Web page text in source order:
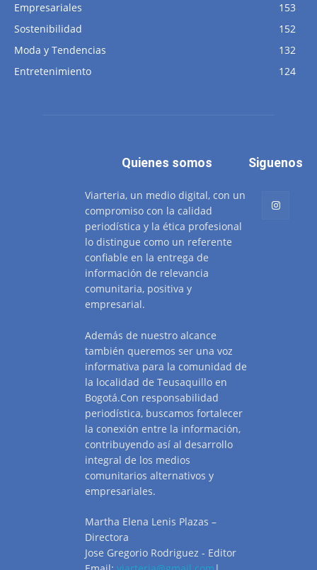
Empresariales
153
Sostenibilidad
152
Moda y Tendencias
132
Entretenimiento
124
Quienes somos
Viarteria, un medio digital, con un
compromiso con la calidad
periodística y la ética profesional
lo distingue como un referente
confiable en la entrega de
información de relevancia
comunitaria, positiva y
empresarial.
Además de nuestro alcance
también queremos ser una voz
informativa para la comunidad de
la localidad de Teusaquillo en
Bogotá.Con responsabilidad
periodística, buscamos fortalecer
la conexión entre la información,
contribuyendo así al desarrollo
integral de los medios
comunitarios alternativos y
empresariales.
Martha Elena Lenis Plazas –
Directora
Jose Gregorio Rodriguez - Editor
Siguenos